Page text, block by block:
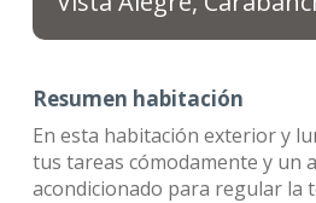
Resumen habitación
En esta habitación exterior y
tus tareas cómodamente y un
acondicionado para regular la